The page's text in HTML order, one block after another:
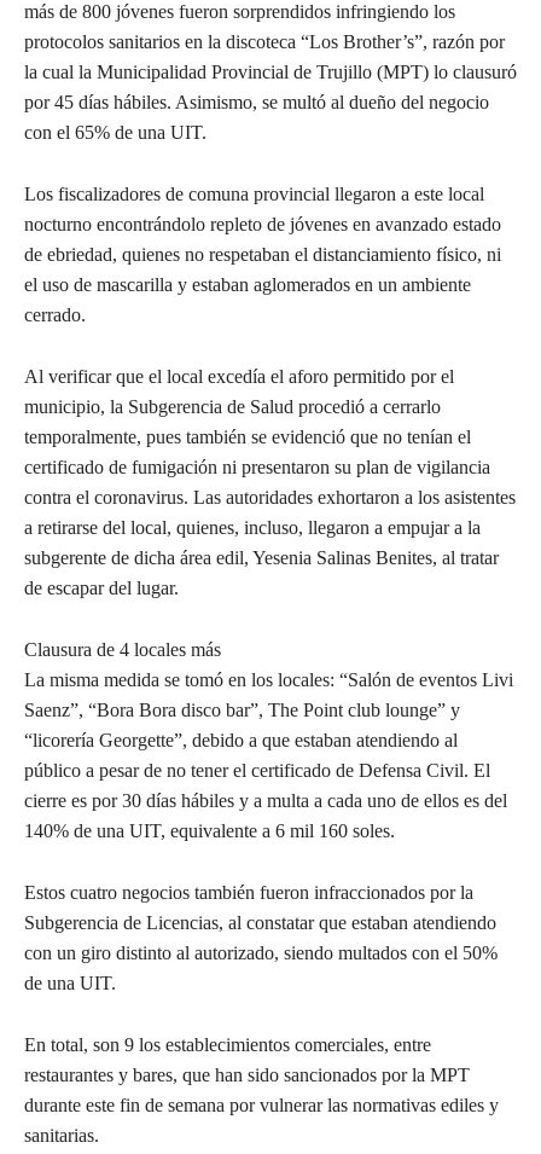
más de 800 jóvenes fueron sorprendidos infringiendo los
protocolos sanitarios en la discoteca “Los Brother’s”, razón por
la cual la Municipalidad Provincial de Trujillo (MPT) lo clausuró
por 45 días hábiles. Asimismo, se multó al dueño del negocio
con el 65% de una UIT.
Los fiscalizadores de comuna provincial llegaron a este local
nocturno encontrándolo repleto de jóvenes en avanzado estado
de ebriedad, quienes no respetaban el distanciamiento físico, ni
el uso de mascarilla y estaban aglomerados en un ambiente
cerrado.
Al verificar que el local excedía el aforo permitido por el
municipio, la Subgerencia de Salud procedió a cerrarlo
temporalmente, pues también se evidenció que no tenían el
certificado de fumigación ni presentaron su plan de vigilancia
contra el coronavirus. Las autoridades exhortaron a los asistentes
a retirarse del local, quienes, incluso, llegaron a empujar a la
subgerente de dicha área edil, Yesenia Salinas Benites, al tratar
de escapar del lugar.
Clausura de 4 locales más
La misma medida se tomó en los locales: “Salón de eventos Livi
Saenz”, “Bora Bora disco bar”, The Point club lounge” y
“licorería Georgette”, debido a que estaban atendiendo al
público a pesar de no tener el certificado de Defensa Civil. El
cierre es por 30 días hábiles y a multa a cada uno de ellos es del
140% de una UIT, equivalente a 6 mil 160 soles.
Estos cuatro negocios también fueron infraccionados por la
Subgerencia de Licencias, al constatar que estaban atendiendo
con un giro distinto al autorizado, siendo multados con el 50%
de una UIT.
En total, son 9 los establecimientos comerciales, entre
restaurantes y bares, que han sido sancionados por la MPT
durante este fin de semana por vulnerar las normativas ediles y
sanitarias.